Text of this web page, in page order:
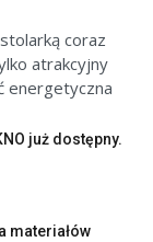
coraz
atrakcyjny
energetyczna
już dostępny.
materiałów